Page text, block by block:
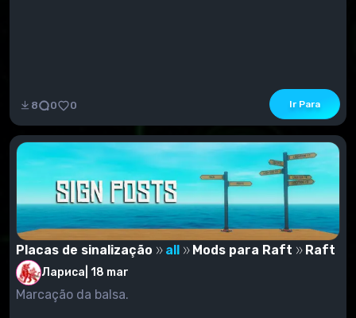
8 0 0 Ir Para
Placas de sinalização all Mods para Raft Raft
Лариса 18 mar
Marcação da balsa.